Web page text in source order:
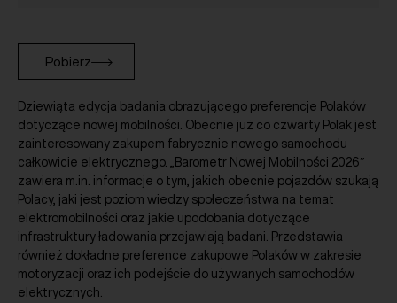
Pobierz
Dziewiąta edycja badania obrazującego preferencje Polaków
dotyczące nowej mobilności. Obecnie już co czwarty Polak jest
zainteresowany zakupem fabrycznie nowego samochodu
całkowicie elektrycznego. „Barometr Nowej Mobilności 2026″
zawiera m.in. informacje o tym, jakich obecnie pojazdów szukają
Polacy, jaki jest poziom wiedzy społeczeństwa na temat
elektromobilności oraz jakie upodobania dotyczące
infrastruktury ładowania przejawiają badani. Przedstawia
również dokładne preference zakupowe Polaków w zakresie
motoryzacji oraz ich podejście do używanych samochodów
elektrycznych.